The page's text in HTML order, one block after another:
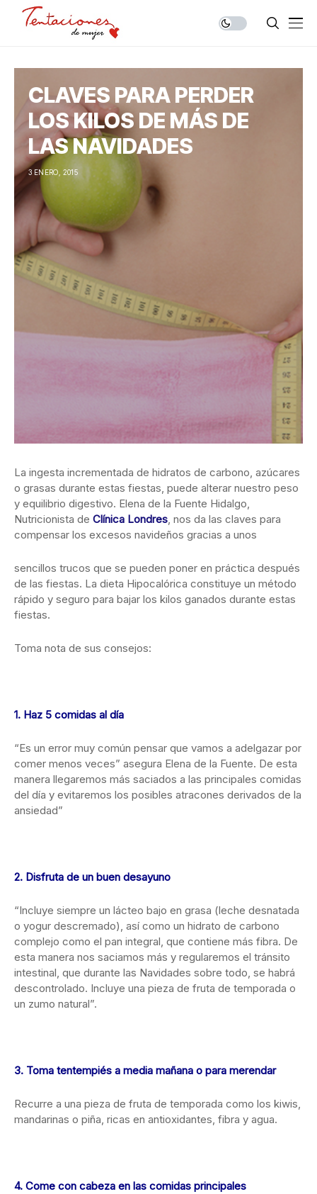
CLAVES PARA PERDER
LOS KILOS DE MÁS DE
LAS NAVIDADES
3 ENERO, 2015
La ingesta incrementada de hidratos de carbono, azúcares
o grasas durante estas fiestas, puede alterar nuestro peso
y equilibrio digestivo. Elena de la Fuente Hidalgo,
Nutricionista de Clínica Londres, nos da las claves para
compensar los excesos navideños gracias a unos
sencillos trucos que se pueden poner en práctica después
de las fiestas. La dieta Hipocalórica constituye un método
rápido y seguro para bajar los kilos ganados durante estas
fiestas.
Toma nota de sus consejos:
1. Haz 5 comidas al día
“Es un error muy común pensar que vamos a adelgazar por
comer menos veces” asegura Elena de la Fuente. De esta
manera llegaremos más saciados a las principales comidas
del día y evitaremos los posibles atracones derivados de la
ansiedad”
2. Disfruta de un buen desayuno
“Incluye siempre un lácteo bajo en grasa (leche desnatada
o yogur descremado), así como un hidrato de carbono
complejo como el pan integral, que contiene más fibra. De
esta manera nos saciamos más y regularemos el tránsito
intestinal, que durante las Navidades sobre todo, se habrá
descontrolado. Incluye una pieza de fruta de temporada o
un zumo natural”.
3. Toma tentempiés a media mañana o para merendar
Recurre a una pieza de fruta de temporada como los kiwis,
mandarinas o piña, ricas en antioxidantes, fibra y agua.
4. Come con cabeza en las comidas principales